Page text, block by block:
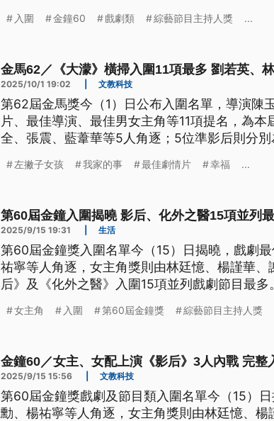
入圍 金鐘60 戲劇類 綜藝節目主持人獎 ...
金馬62／《大濛》橫掃入圍11項最多 劉若英、
2025/10/1 19:02 文教科技
第62屆金馬獎今（1）日公布入圍名單，導演陳
片、最佳導演、最佳男女主角等11項提名，為
全、張震、藍葦華等5人角逐；5位準影后則分
左撇子女孩 我家的事 最佳劇情片 幸福 ...
第60屆金鐘入圍揭曉 影后、化外之醫15項並列
2025/9/15 19:31 生活
第60屆金鐘獎入圍名單今（15）日揭曉，戲劇
祐寧等人角逐，女主角獎則由林廷憶、楊謹華
后》及《化外之醫》入圍15項並列戲劇節目最
女主角 入圍 第60屆金鐘獎 綜藝節目主持人獎
金鐘60／女主、女配上演《影后》3人內戰 完整
2025/9/15 15:56 文教科技
第60屆金鐘獎戲劇及節目類入圍名單今（15）
勳、楊祐寧等人角逐，女主角獎則由林廷憶、